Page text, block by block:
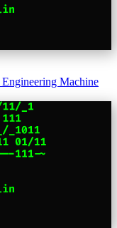
Engineering Machine